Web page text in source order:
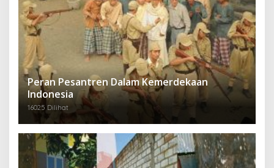
Peran Pesantren Dalam Kemerdekaan
Indonesia
16025 Dilihat